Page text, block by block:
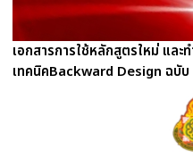
เอกสารการใช้หลักสูตรใหม่ แล